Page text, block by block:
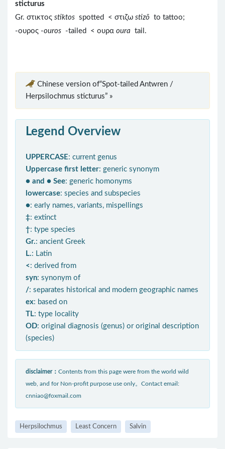
sticturus
Gr. στικτος stiktos spotted < στιζω stizō to tattoo;
-ουρος -ouros -tailed < ουρα oura tail.
Chinese version of“Spot-tailed Antwren /
Herpsilochmus sticturus” »
Legend Overview
UPPERCASE: current genus
Uppercase first letter: generic synonym
● and ● See: generic homonyms
lowercase: species and subspecies
●: early names, variants, mispellings
‡: extinct
†: type species
Gr.: ancient Greek
L.: Latin
< : derived from
syn: synonym of
/: separates historical and modern geographic names
ex: based on
TL: type locality
OD: original diagnosis (genus) or original description
(species)
disclaimer： Contents from this page were from the world wild
web, and for Non-profit purpose use only。Contact email:
cnniao@foxmail.com
Herpsilochmus Least Concern Salvin